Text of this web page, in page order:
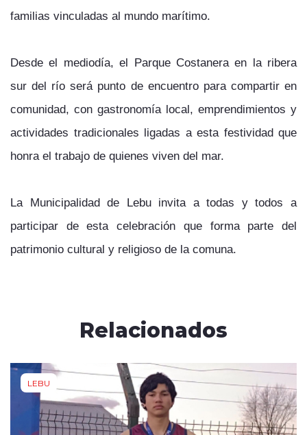
familias vinculadas al mundo marítimo.
Desde el mediodía, el Parque Costanera en la ribera
sur del río será punto de encuentro para compartir en
comunidad, con gastronomía local, emprendimientos y
actividades tradicionales ligadas a esta festividad que
honra el trabajo de quienes viven del mar.
La Municipalidad de Lebu invita a todas y todos a
participar de esta celebración que forma parte del
patrimonio cultural y religioso de la comuna.
Relacionados
LEBU